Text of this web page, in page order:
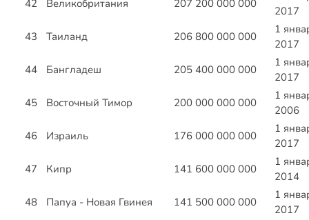
42 Великобритания 207 200 000 000
2017
43
Таиланд 206 800 000 000
1
2017
44
Бангладеш 205 400 000 000
1
2017
45
Восточный Тимор 200 000 000 000
1
2006
46
Израиль 176 000 000 000
1
2017
47
Кипр 141 600 000 000
1
2014
48
Папуа - Новая Гвинея 141 500 000 000
1
2017